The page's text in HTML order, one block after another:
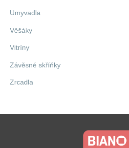
Umyvadla
Věšáky
Vitríny
Závěsné skříňky
Zrcadla